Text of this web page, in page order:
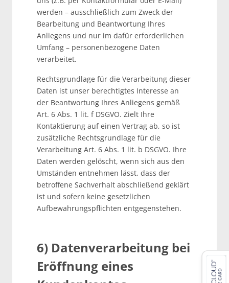
werden – ausschließlich zum Zweck der
Bearbeitung und Beantwortung Ihres
Anliegens und nur im dafür erforderlichen
Umfang – personenbezogene Daten
verarbeitet.
Rechtsgrundlage für die Verarbeitung dieser
Daten ist unser berechtigtes Interesse an
der Beantwortung Ihres Anliegens gemäß
Art. 6 Abs. 1 lit. f DSGVO. Zielt Ihre
Kontaktierung auf einen Vertrag ab, so ist
zusätzliche Rechtsgrundlage für die
Verarbeitung Art. 6 Abs. 1 lit. b DSGVO. Ihre
Daten werden gelöscht, wenn sich aus den
Umständen entnehmen lässt, dass der
betroffene Sachverhalt abschließend geklärt
ist und sofern keine gesetzlichen
Aufbewahrungspflichten entgegenstehen.
6) Datenverarbeitung bei
Eröffnung eines